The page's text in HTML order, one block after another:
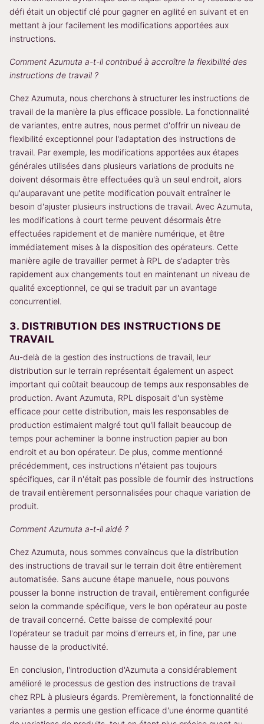
défi était un objectif clé pour gagner en agilité en suivant et en
mettant à jour facilement les modifications apportées aux
instructions.
Comment Azumuta a-t-il contribué à accroître la flexibilité des
instructions de travail ?
Chez Azumuta, nous cherchons à structurer les instructions de
travail de la manière la plus efficace possible. La fonctionnalité
de variantes, entre autres, nous permet d'offrir un niveau de
flexibilité exceptionnel pour l'adaptation des instructions de
travail. Par exemple, les modifications apportées aux étapes
générales utilisées dans plusieurs variations de produits ne
doivent désormais être effectuées qu'à un seul endroit, alors
qu'auparavant une petite modification pouvait entraîner le
besoin d'ajuster plusieurs instructions de travail. Avec Azumuta,
les modifications à court terme peuvent désormais être
effectuées rapidement et de manière numérique, et être
immédiatement mises à la disposition des opérateurs. Cette
manière agile de travailler permet à RPL de s'adapter très
rapidement aux changements tout en maintenant un niveau de
qualité exceptionnel, ce qui se traduit par un avantage
concurrentiel.
3. DISTRIBUTION DES INSTRUCTIONS DE
TRAVAIL
Au-delà de la gestion des instructions de travail, leur
distribution sur le terrain représentait également un aspect
important qui coûtait beaucoup de temps aux responsables de
production. Avant Azumuta, RPL disposait d'un système
efficace pour cette distribution, mais les responsables de
production estimaient malgré tout qu'il fallait beaucoup de
temps pour acheminer la bonne instruction papier au bon
endroit et au bon opérateur. De plus, comme mentionné
précédemment, ces instructions n'étaient pas toujours
spécifiques, car il n'était pas possible de fournir des instructions
de travail entièrement personnalisées pour chaque variation de
produit.
Comment Azumuta a-t-il aidé ?
Chez Azumuta, nous sommes convaincus que la distribution
des instructions de travail sur le terrain doit être entièrement
automatisée. Sans aucune étape manuelle, nous pouvons
pousser la bonne instruction de travail, entièrement configurée
selon la commande spécifique, vers le bon opérateur au poste
de travail concerné. Cette baisse de complexité pour
l'opérateur se traduit par moins d'erreurs et, in fine, par une
hausse de la productivité.
En conclusion, l'introduction d'Azumuta a considérablement
amélioré le processus de gestion des instructions de travail
chez RPL à plusieurs égards. Premièrement, la fonctionnalité de
variantes a permis une gestion efficace d'une énorme quantité